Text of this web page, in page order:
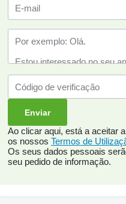
Ao clicar aqui, está a aceitar
os nossos Termos de
Os seus dados pessoais
seu pedido de informação.